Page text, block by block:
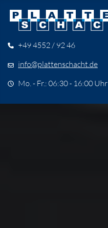
+49 4552 / 92 46
info@plattenschacht.de
Mo. - Fr.: 06:30 - 16:00 Uhr